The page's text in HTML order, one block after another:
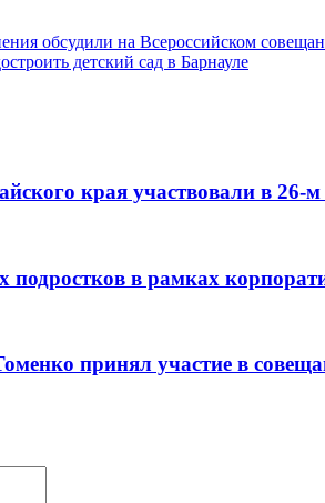
обсудили на Всероссийском
детский сад в Барнауле
края участвовали в 26-м
в рамках
принял участие в